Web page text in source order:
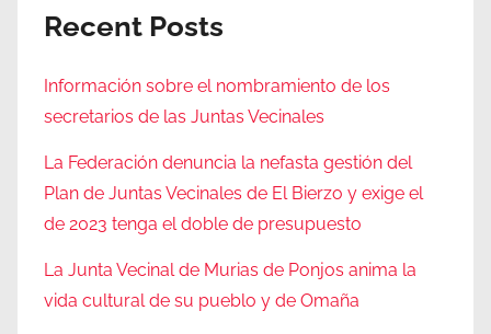
Recent Posts
Información sobre el nombramiento de los
secretarios de las Juntas Vecinales
La Federación denuncia la nefasta gestión del
Plan de Juntas Vecinales de El Bierzo y exige el
de 2023 tenga el doble de presupuesto
La Junta Vecinal de Murias de Ponjos anima la
vida cultural de su pueblo y de Omaña